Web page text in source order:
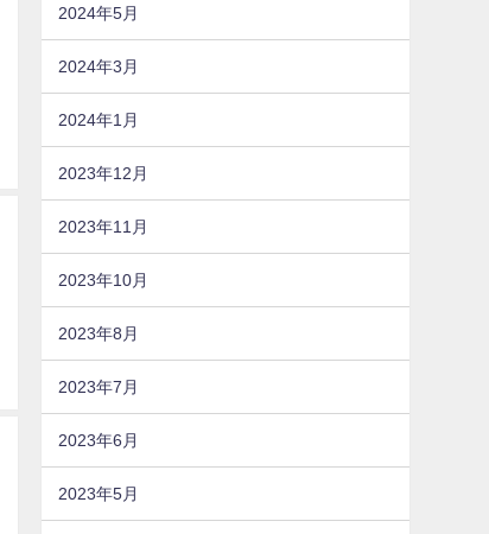
2024年5月
2024年3月
2024年1月
2023年12月
2023年11月
2023年10月
2023年8月
2023年7月
2023年6月
2023年5月